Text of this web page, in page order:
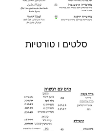
סלטים ו טורטיות